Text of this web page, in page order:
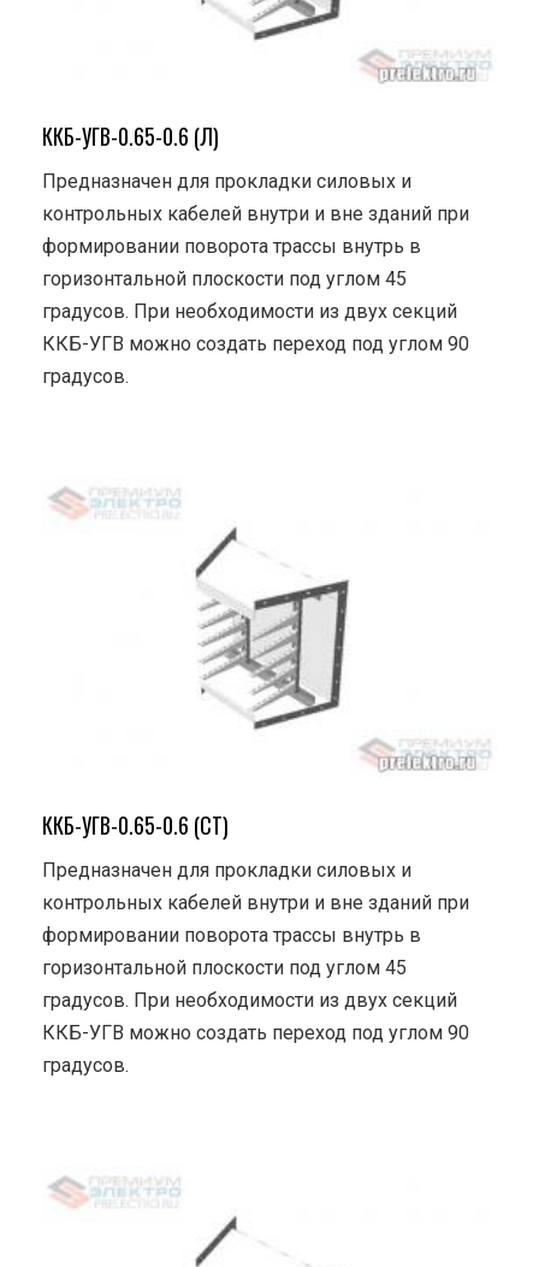
ККБ-УГВ-0.65-0.6 (Л)
Предназначен для прокладки силовых и
контрольных кабелей внутри и вне зданий при
формировании поворота трассы внутрь в
горизонтальной плоскости под углом 45
градусов. При необходимости из двух секций
ККБ-УГВ можно создать переход под углом 90
градусов.
ККБ-УГВ-0.65-0.6 (СТ)
Предназначен для прокладки силовых и
контрольных кабелей внутри и вне зданий при
формировании поворота трассы внутрь в
горизонтальной плоскости под углом 45
градусов. При необходимости из двух секций
ККБ-УГВ можно создать переход под углом 90
градусов.